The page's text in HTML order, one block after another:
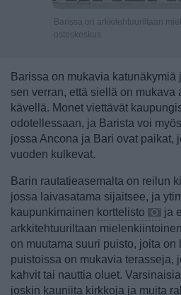
Barissa on arkkitehtuuriltaan
ostoskeskus
Barissa on mukavia
sen verran, että siellä on mukava
kävellä. Monet viettävät
odotellessaan, ja Barista voi
jossa Ancona ja Bari ovat paikat,
vuoden kulkevat.
Barin rautatieasemalta on reilun
jossa laivasatama sijaitsee, ja
kaupunkimainen korttelisto
ja
arkkitehtuuriltaan
on muutama suuri puisto, joita on
puistoissa on mukavia terasseja,
kahvit tai nauttia oluet.
joskin kauniita kirkkoja ja muita